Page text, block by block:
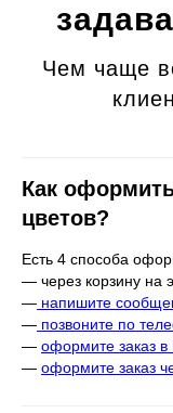
Чем чаще
Как
цветов?
Есть 4 способа
— через корзину на
— напишите
— позвоните по
— оформите заказ в
— оформите заказ